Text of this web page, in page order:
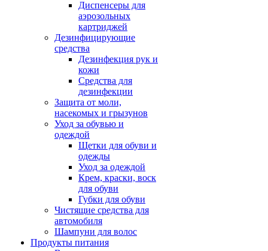
Диспенсеры для
аэрозольных
картриджей
Дезинфицирующие
средства
Дезинфекция рук и
кожи
Средства для
дезинфекции
Защита от моли,
насекомых и грызунов
Уход за обувью и
одеждой
Щетки для обуви и
одежды
Уход за одеждой
Крем, краски, воск
для обуви
Губки для обуви
Чистящие средства для
автомобиля
Шампуни для волос
Продукты питания